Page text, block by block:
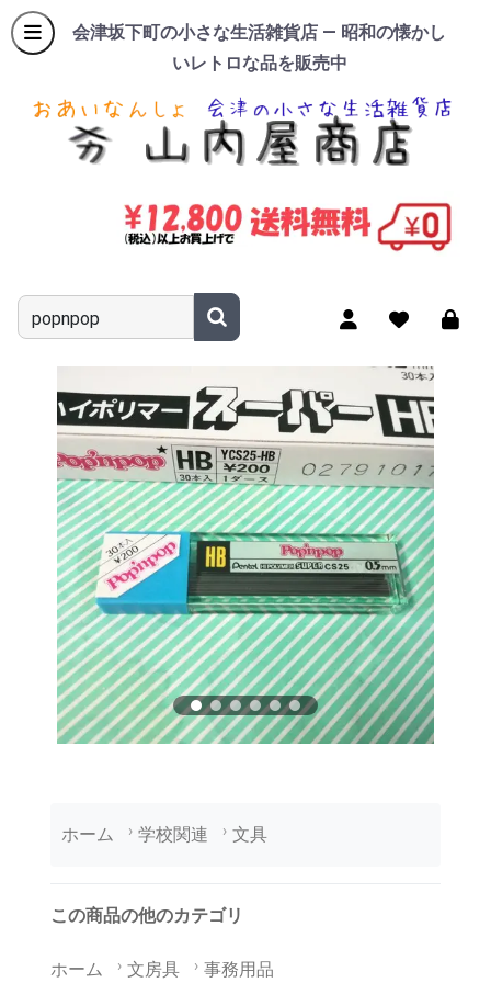
会津坂下町の小さな生活雑貨店 — 昭和の懐かし
いレトロな品を販売中
商品名やキーワードを入力
ホーム 学校関連 文具
この商品の他のカテゴリ
ホーム 文房具 事務用品